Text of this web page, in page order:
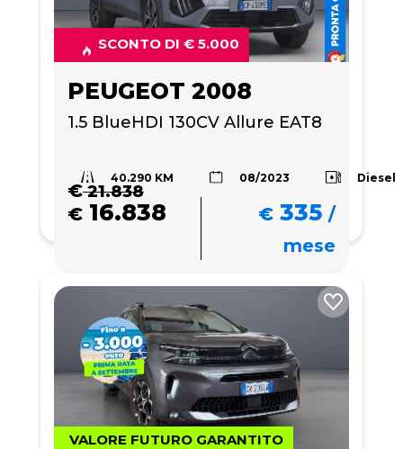
SCONTO DI € 5.000
PEUGEOT 2008
1.5 BlueHDI 130CV Allure EAT8
40.290 KM 08/2023 Diesel
€21.838
€ 16.838 € 335 /
mese
VALORE FUTURO GARANTITO